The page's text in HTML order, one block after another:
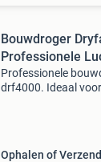
Bouwdroger
Professionele
Professionele
drf4000. Ideaal
Ophalen of